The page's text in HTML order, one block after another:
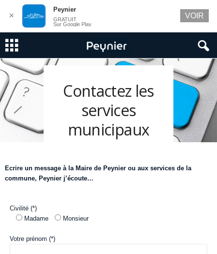
Contactez les
services
municipaux
Ecrire un message à la Maire de Peynier ou aux services de la
commune, Peynier j’écoute…
Civilité (*)
Madame
Monsieur
Votre prénom (*)
✕
Peynier
GRATUIT
Sur Google Play
VOIR